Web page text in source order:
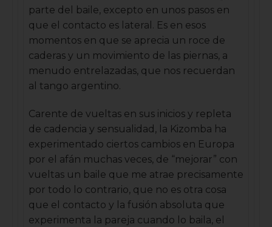
parte del baile, excepto en unos pasos en
que el contacto es lateral. Es en esos
momentos en que se aprecia un roce de
caderas y un movimiento de las piernas, a
menudo entrelazadas, que nos recuerdan
al tango argentino.
Carente de vueltas en sus inicios y repleta
de cadencia y sensualidad, la Kizomba ha
experimentado ciertos cambios en Europa
por el afán muchas veces, de “mejorar” con
vueltas un baile que me atrae precisamente
por todo lo contrario, que no es otra cosa
que el contacto y la fusión absoluta que
experimenta la pareja cuando lo baila, el